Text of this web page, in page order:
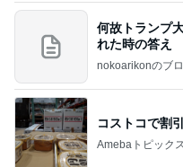
何故トランプ
れた時の答え
nokoarikonのブ
コストコで割
Amebaトピックス